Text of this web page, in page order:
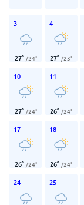
3
27° /24°
4
27° /23°
10
27° /24°
11
26° /24°
17
26° /24°
18
26° /24°
24 25